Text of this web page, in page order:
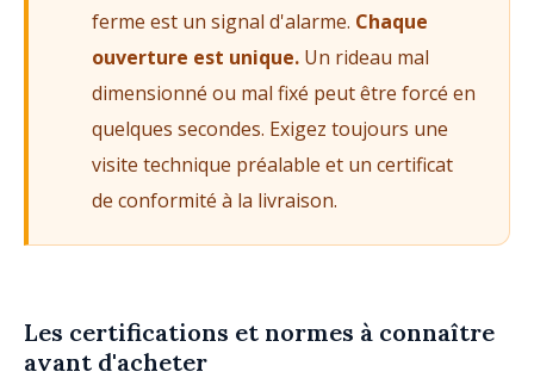
ferme est un signal d'alarme. Chaque
ouverture est unique. Un rideau mal
dimensionné ou mal fixé peut être forcé en
quelques secondes. Exigez toujours une
visite technique préalable et un certificat
de conformité à la livraison.
Les certifications et normes à connaître
avant d'acheter